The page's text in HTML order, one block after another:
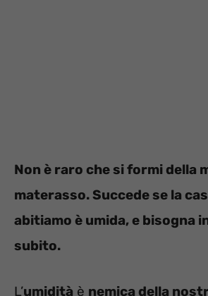
Non è raro che si formi della
materasso. Succede se la
abitiamo è umida, e bisogna
subito.
L’umidità è nemica della